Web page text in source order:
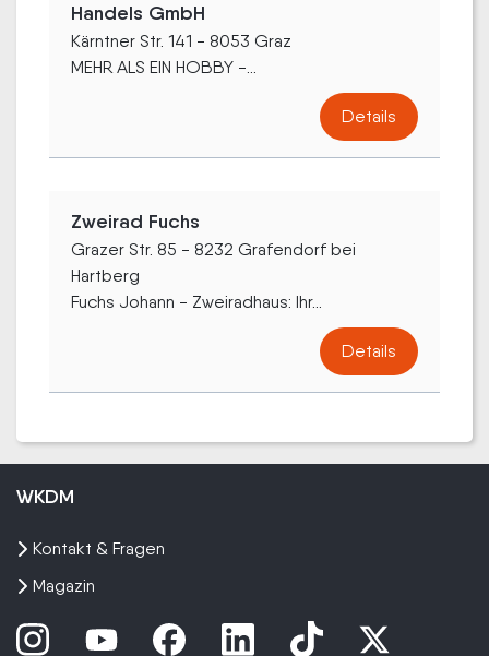
Handels GmbH
Kärntner Str. 141 - 8053 Graz
MEHR ALS EIN HOBBY -...
Details
Zweirad Fuchs
Grazer Str. 85 - 8232 Grafendorf bei
Hartberg
Fuchs Johann - Zweiradhaus: Ihr...
Details
WKDM
Kontakt & Fragen
Magazin